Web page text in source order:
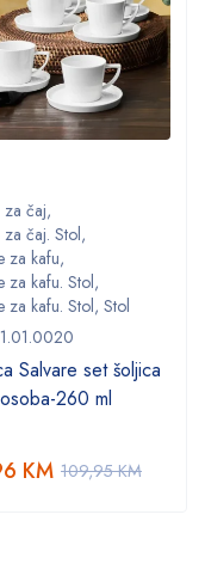
za čaj,
za čaj. Stol,
za kafu,
za kafu. Stol,
za kafu. Stol, Stol
Salvare set šoljica
260 ml
109,95KM
KM